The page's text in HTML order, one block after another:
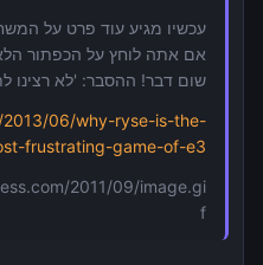
אם אתה לוחץ על הכפתור
שום דבר! ההסבר: 'לא רצינו
06/why-ryse-is-the-
frustrating-game-of-e3/
2011/09/image.gi
f